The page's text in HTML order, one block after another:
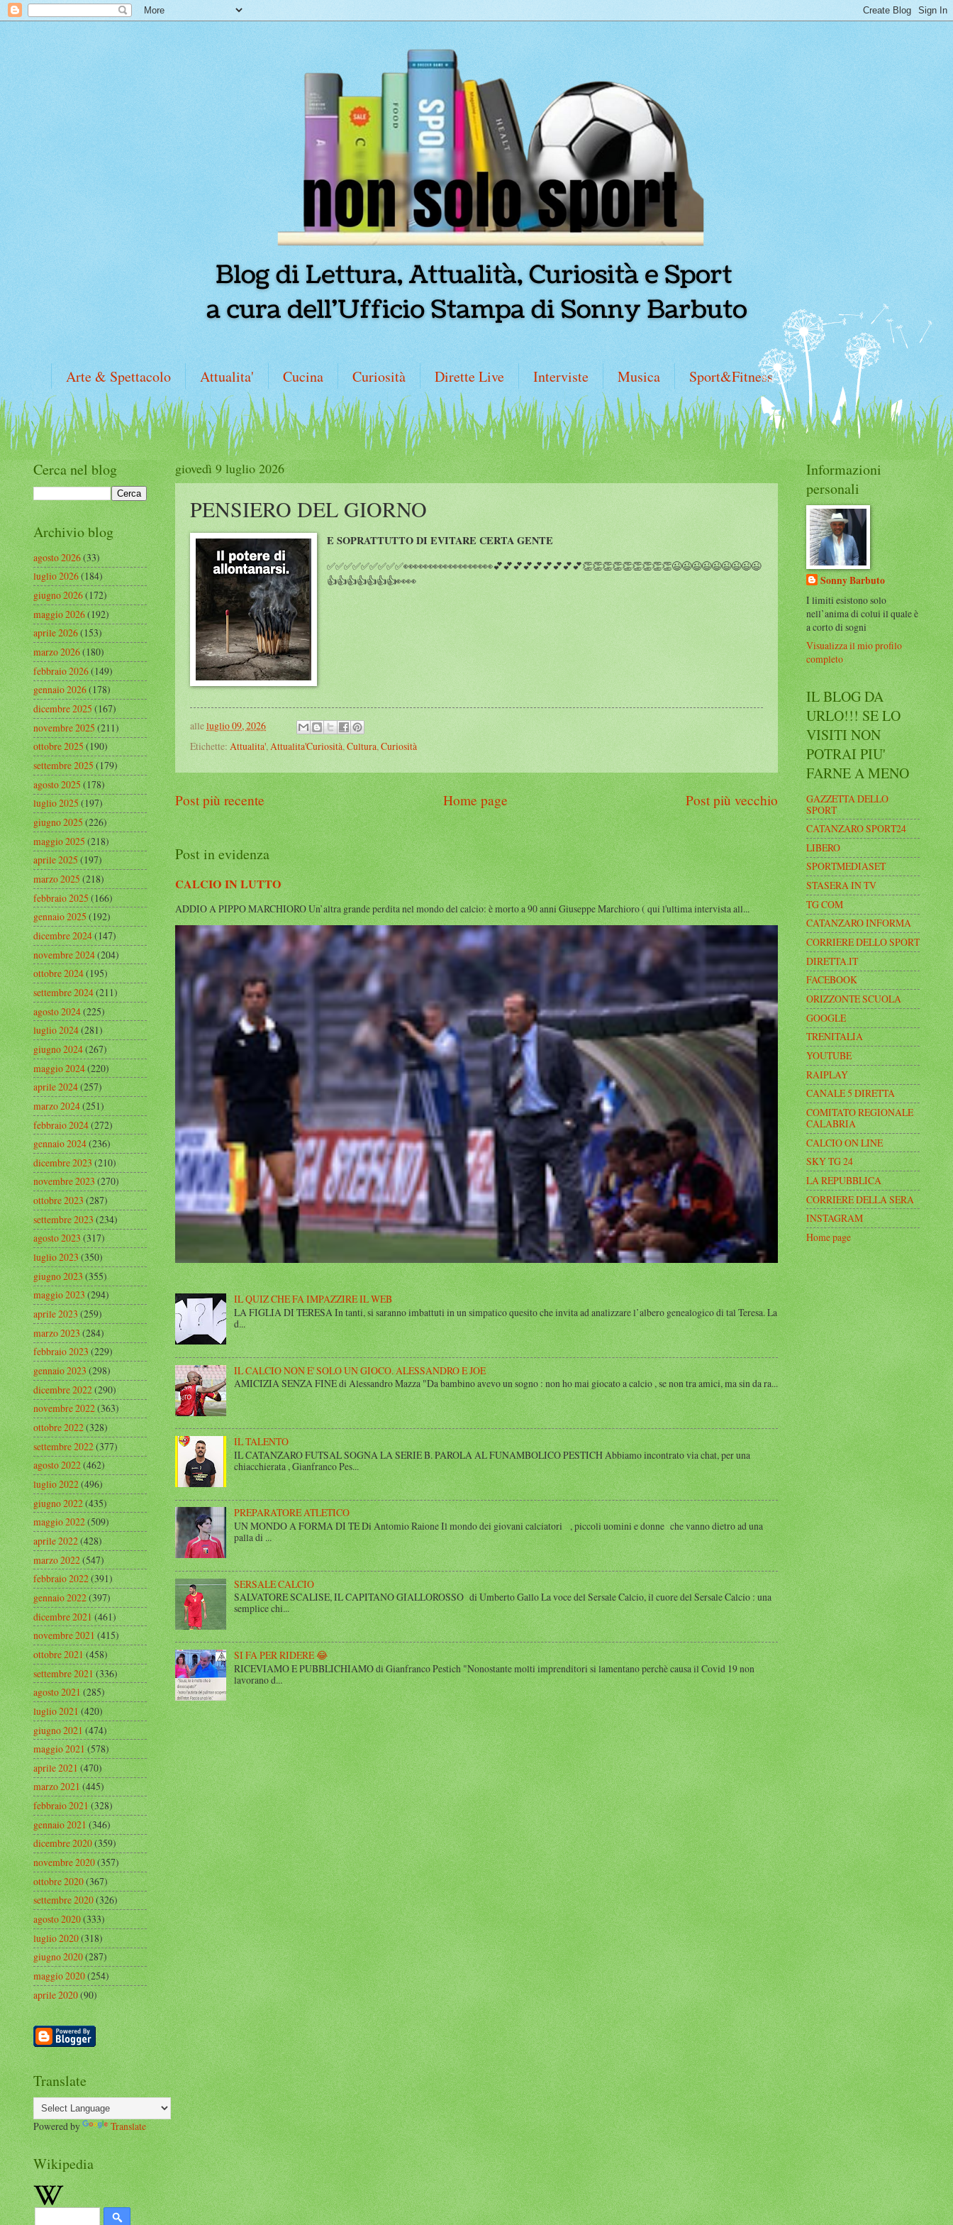
Arte & Spettacolo Attualita' Cucina Curiosità Dirette Live Interviste Musica Sport&Fitness
giovedì 9 luglio 2026
PENSIERO DEL GIORNO
E SOPRATTUTTO DI EVITARE CERTA GENTE
✅✅✅✅✅✅✅✅✅👀👀👀👀👀👀👀👀👀💕💕💕💕💕💕💕💕💕👏👏👏👏👏👏👏👏👏😉😉😉😉😉😉😉😉😉
👍👍👍👍👍👍👍👀👀
alleluglio 09, 2026
Etichette: Attualita',Attualita'Curiosità,Cultura,Curiosità
Post più recente Post più vecchio
Home page
Post in evidenza
CALCIO IN LUTTO
ADDIO A PIPPO MARCHIORO Un’altra grande perdita nel mondo del calcio: è morto a 90 anni Giuseppe Marchioro ( qui l'ultima intervista all...
IL QUIZ CHE FA IMPAZZIRE IL WEB
LA FIGLIA DI TERESA In tanti, si saranno imbattuti in un simpatico quesito che invita ad analizzare l’albero genealogico di tal Teresa. La
d...
IL CALCIO NON E' SOLO UN GIOCO. ALESSANDRO E JOE
AMICIZIA SENZA FINE di Alessandro Mazza "Da bambino avevo un sogno : non ho mai giocato a calcio , se non tra amici, ma sin da ra...
IL TALENTO
IL CATANZARO FUTSAL SOGNA LA SERIE B. PAROLA AL FUNAMBOLICO PESTICH Abbiamo incontrato via chat, per una
chiacchierata , Gianfranco Pes...
PREPARATORE ATLETICO
UN MONDO A FORMA DI TE Di Antomio Raione Il mondo dei giovani calciatori , piccoli uomini e donne che vanno dietro ad una
palla di ...
SERSALE CALCIO
SALVATORE SCALISE, IL CAPITANO GIALLOROSSO di Umberto Gallo La voce del Sersale Calcio, il cuore del Sersale Calcio : una
semplice chi...
SI FA PER RIDERE 😂
RICEVIAMO E PUBBLICHIAMO di Gianfranco Pestich "Nonostante molti imprenditori si lamentano perchè causa il Covid 19 non
lavorano d...
Cerca nel blog
Archivio blog
agosto 2026(33)
luglio 2026(184)
giugno 2026(172)
maggio 2026(192)
aprile 2026(153)
marzo 2026(180)
febbraio 2026(149)
gennaio 2026(178)
dicembre 2025(167)
novembre 2025(211)
ottobre 2025(190)
settembre 2025(179)
agosto 2025(178)
luglio 2025(197)
giugno 2025(226)
maggio 2025(218)
aprile 2025(197)
marzo 2025(218)
febbraio 2025(166)
gennaio 2025(192)
dicembre 2024(147)
novembre 2024(204)
ottobre 2024(195)
settembre 2024(211)
agosto 2024(225)
luglio 2024(281)
giugno 2024(267)
maggio 2024(220)
aprile 2024(257)
marzo 2024(251)
febbraio 2024(272)
gennaio 2024(236)
dicembre 2023(210)
novembre 2023(270)
ottobre 2023(287)
settembre 2023(234)
agosto 2023(317)
luglio 2023(350)
giugno 2023(355)
maggio 2023(294)
aprile 2023(259)
marzo 2023(284)
febbraio 2023(229)
gennaio 2023(298)
dicembre 2022(290)
novembre 2022(363)
ottobre 2022(328)
settembre 2022(377)
agosto 2022(462)
luglio 2022(496)
giugno 2022(435)
maggio 2022(509)
aprile 2022(428)
marzo 2022(547)
febbraio 2022(391)
gennaio 2022(397)
dicembre 2021(461)
novembre 2021(415)
ottobre 2021(458)
settembre 2021(336)
agosto 2021(285)
luglio 2021(420)
giugno 2021(474)
maggio 2021(578)
aprile 2021(470)
marzo 2021(445)
febbraio 2021(328)
gennaio 2021(346)
dicembre 2020(359)
novembre 2020(357)
ottobre 2020(367)
settembre 2020(326)
agosto 2020(333)
luglio 2020(318)
giugno 2020(287)
maggio 2020(254)
aprile 2020(90)
Translate
Powered by Translate
Wikipedia
Informazioni
personali
Sonny Barbuto
I limiti esistono solo
nell’anima di colui il quale è
a corto di sogni
Visualizza il mio profilo
completo
IL BLOG DA
URLO!!! SE LO
VISITI NON
POTRAI PIU'
FARNE A MENO
GAZZETTA DELLO
SPORT
CATANZARO SPORT24
LIBERO
SPORTMEDIASET
STASERA IN TV
TG COM
CATANZARO INFORMA
CORRIERE DELLO SPORT
DIRETTA.IT
FACEBOOK
ORIZZONTE SCUOLA
GOOGLE
TRENITALIA
YOUTUBE
RAIPLAY
CANALE 5 DIRETTA
COMITATO REGIONALE
CALABRIA
CALCIO ON LINE
SKY TG 24
LA REPUBBLICA
CORRIERE DELLA SERA
INSTAGRAM
Home page